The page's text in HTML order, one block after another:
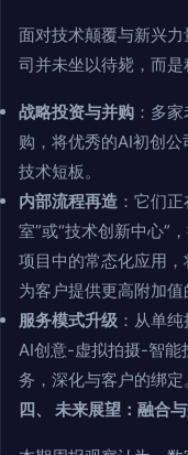
面对技术颠覆与新兴
司并未坐以待毙，而是
战略投资与并购 ：多
购，将优秀的AI初创
技术短板。
内部流程再造 ：它们
室”或“技术创新中心”
项目中的常态化应用
为客户提供更高附加值
服务模式升级 ：从单
AI创意-虚拟拍摄-智能
务，深化与客户的绑定
四、 未来展望：融合